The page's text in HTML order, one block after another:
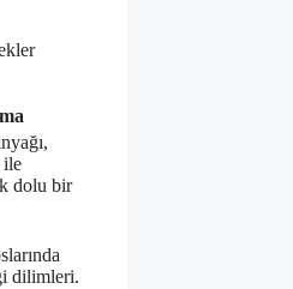
ile
dolu bir
dilimleri.